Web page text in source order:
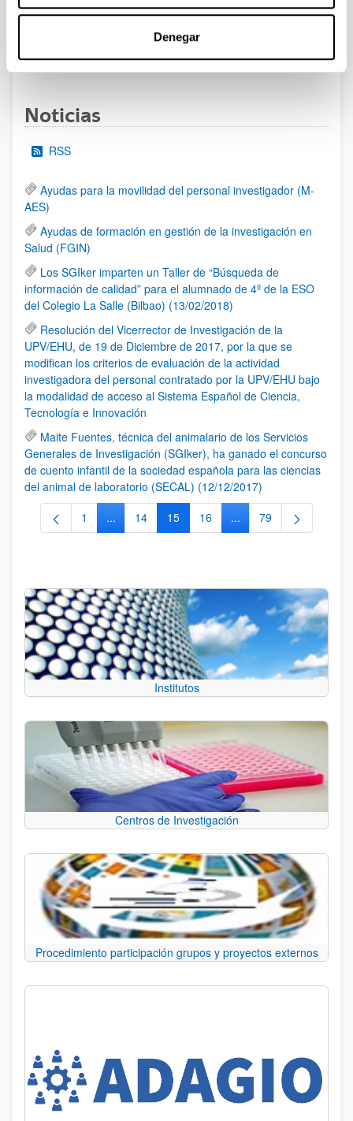
Denegar
al 30/07/2026 (ambos incluídos)
Página
1 Página
2 Página
3 ...Páginas intermedias Use TAB
Página
95
Noticias
RSS
Ayudas para la movilidad del personal investigador (M-
AES)
Ayudas de formación en gestión de la investigación en
Salud (FGIN)
Los SGIker imparten un Taller de “Búsqueda de
información de calidad” para el alumnado de 4º de la ESO
del Colegio La Salle (Bilbao) (13/02/2018)
Resolución del Vicerrector de Investigación de la
UPV/EHU, de 19 de Diciembre de 2017, por la que se
modifican los criterios de evaluación de la actividad
investigadora del personal contratado por la UPV/EHU bajo
la modalidad de acceso al Sistema Español de Ciencia,
Tecnología e Innovación
Maite Fuentes, técnica del animalario de los Servicios
Generales de Investigación (SGIker), ha ganado el concurso
de cuento infantil de la sociedad española para las ciencias
del animal de laboratorio (SECAL) (12/12/2017)
Página
1 ...Páginas intermedias Use TAB para desplazarse.
Página
14 Página
15 Página
16 ...Páginas intermedias
Página
79
Institutos
Centros de Investigación
Procedimiento participación grupos y proyectos externos